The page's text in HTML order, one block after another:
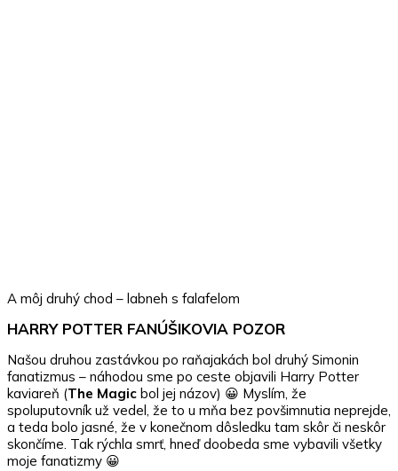
A môj druhý chod – labneh s falafelom
HARRY POTTER FANÚŠIKOVIA POZOR
Našou druhou zastávkou po raňajakách bol druhý Simonin
fanatizmus – náhodou sme po ceste objavili Harry Potter
kaviareň (The Magic bol jej názov) 😀 Myslím, že
spoluputovník už vedel, že to u mňa bez povšimnutia neprejde,
a teda bolo jasné, že v konečnom dôsledku tam skôr či neskôr
skončíme. Tak rýchla smrť, hneď doobeda sme vybavili všetky
moje fanatizmy 😀